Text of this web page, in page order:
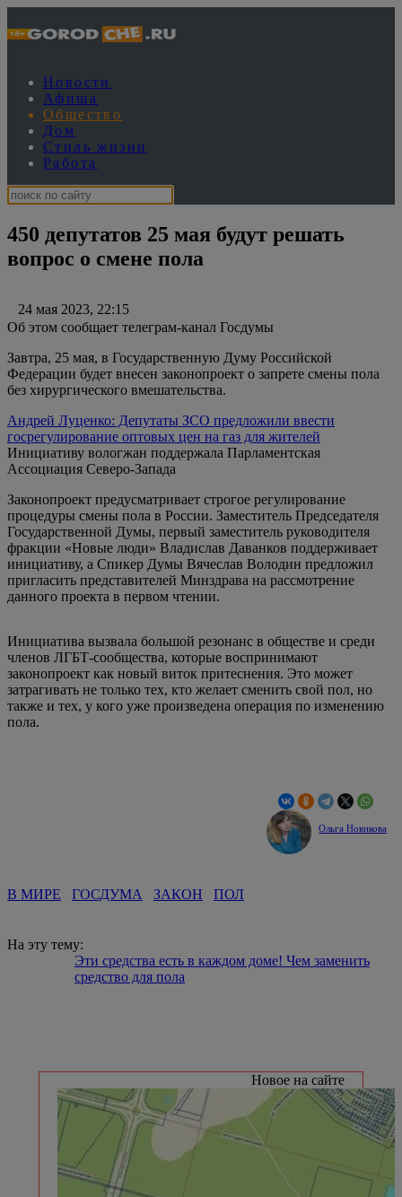
Новости
Афиша
Общество
Дом
Стиль жизни
Работа
450 депутатов 25 мая будут решать
вопрос о смене пола
24 мая 2023, 22:15
Об этом сообщает телеграм-канал Госдумы
Завтра, 25 мая, в Государственную Думу Российской
Федерации будет внесен законопроект о запрете смены пола
без хирургического вмешательства.
Андрей Луценко: Депутаты ЗСО предложили ввести
госрегулирование оптовых цен на газ для жителей
Инициативу вологжан поддержала Парламентская
Ассоциация Северо-Запада
Законопроект предусматривает строгое регулирование
процедуры смены пола в России. Заместитель Председателя
Государственной Думы, первый заместитель руководителя
фракции «Новые люди» Владислав Даванков поддерживает
инициативу, а Спикер Думы Вячеслав Володин предложил
пригласить представителей Минздрава на рассмотрение
данного проекта в первом чтении.
Инициатива вызвала большой резонанс в обществе и среди
членов ЛГБТ-сообщества, которые воспринимают
законопроект как новый виток притеснения. Это может
затрагивать не только тех, кто желает сменить свой пол, но
также и тех, у кого уже произведена операция по изменению
пола.
Ольга Новикова
В МИРЕ ГОСДУМА ЗАКОН ПОЛ
На эту тему:
Эти средства есть в каждом доме! Чем заменить
средство для пола
Новое на сайте